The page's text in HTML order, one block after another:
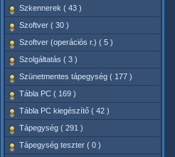
Szkennerek ( 43 )
Szoftver ( 30 )
Szoftver (operációs r.) ( 5 )
Szolgáltatás ( 3 )
Szünetmentes tápegység ( 177 )
Tábla PC ( 169 )
Tábla PC kiegészítő ( 42 )
Tápegység ( 291 )
Tápegység teszter ( 0 )